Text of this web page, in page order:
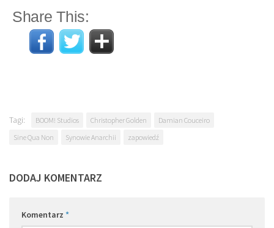
Share This:
Tagi: BOOM! Studios Christopher Golden
Damian Couceiro
Sine Qua Non
Synowie Anarchii zapowiedź
DODAJ KOMENTARZ
Komentarz *